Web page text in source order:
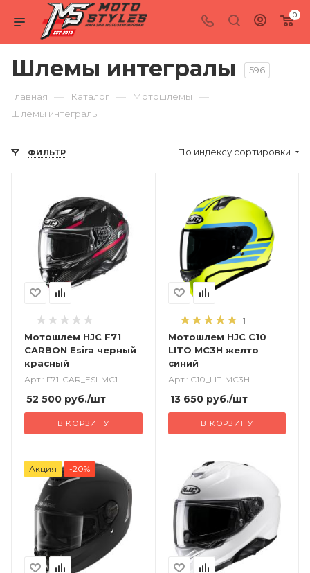
0
Шлемы интегралы 596
Главная — Каталог — Мотошлемы —
Шлемы интегралы
ФИЛЬТР По индексу сортировки
Мотошлем HJC F71
CARBON Esira черный
красный
Арт.: F71-CAR_ESI-MC1
52 500 руб./шт
В КОРЗИНУ
1
Мотошлем HJC C10
LITO MC3H желто
синий
Арт.: C10_LIT-MC3H
13 650руб./шт
В КОРЗИНУ
Акция -20%